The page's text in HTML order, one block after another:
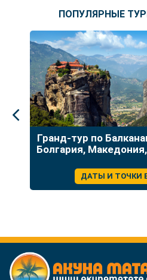
ПОПУЛЯРНЫЕ
Гранд-тур по
Болгария,
ДАТЫ И ТОЧКИ